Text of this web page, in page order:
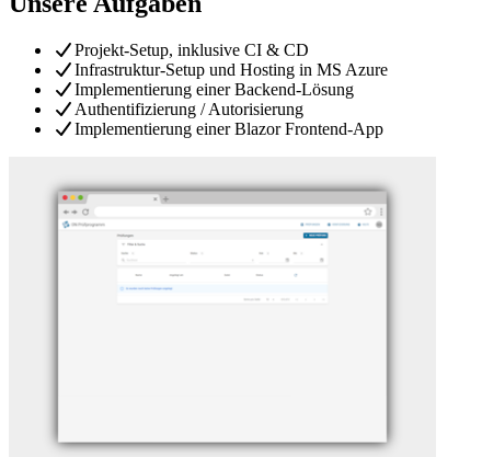
Projekt-Setup, inklusive CI & CD
Infrastruktur-Setup und Hosting in MS Azure
Implementierung einer Backend-Lösung
Authentifizierung / Autorisierung
Implementierung einer Blazor Frontend-App